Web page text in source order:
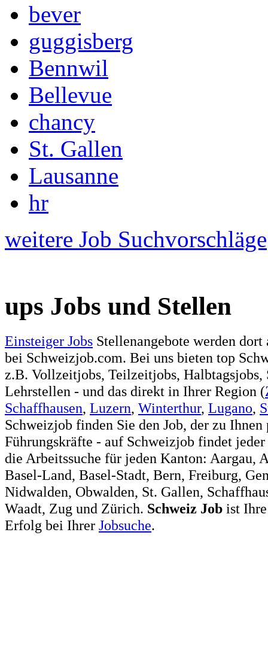
bever
guggisberg
Bennwil
Bellevue
chancy
St. Gallen
Lausanne
hr
weitere Job Suchvorschläge
ups Jobs und Stellen
Einsteiger Jobs Stellenangebote werden
bei Schweizjob.com. Bei uns bieten top
z.B. Vollzeitjobs, Teilzeitjobs,
Lehrstellen - und das direkt in Ihrer Region (
Schaffhausen, Luzern, Winterthur, Lugano,
Schweizjob finden Sie den Job, der zu
Führungskräfte - auf Schweizjob findet
die Arbeitssuche für jeden Kanton: Aargau,
Basel-Land, Basel-Stadt, Bern, Freiburg,
Nidwalden, Obwalden, St. Gallen,
Waadt, Zug und Zürich. Schweiz Job ist
Erfolg bei Ihrer Jobsuche.